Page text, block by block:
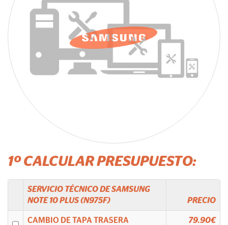
1º CALCULAR PRESUPUESTO:
SERVICIO TÉCNICO DESAMSUNG
NOTE 10 PLUS (N975F)
PRECIO
CAMBIO DE TAPA TRASERA
79.90€